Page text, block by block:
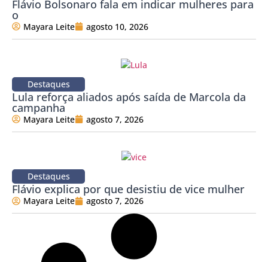
Flávio Bolsonaro fala em indicar mulheres para
o
Mayara Leite agosto 10, 2026
Destaques
Lula reforça aliados após saída de Marcola da
campanha
Mayara Leite agosto 7, 2026
Destaques
Flávio explica por que desistiu de vice mulher
Mayara Leite agosto 7, 2026